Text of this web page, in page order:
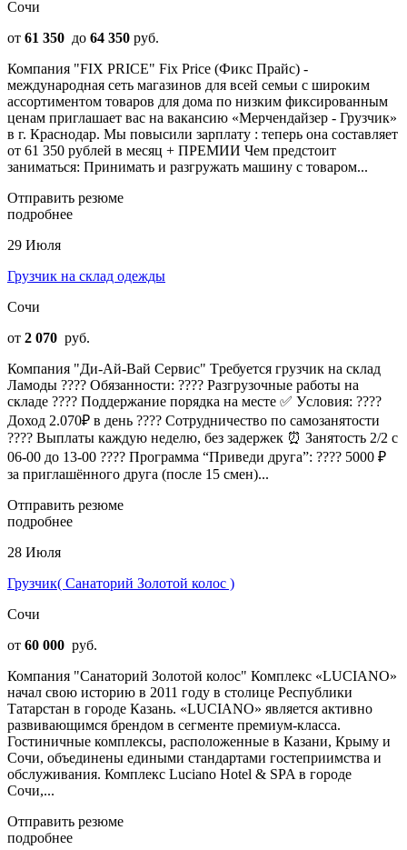
Сочи
от 61 350 до 64 350 руб.
Компания "FIX PRICE" Fix Price (Фикс Прайс) -
международная сеть магазинов для всей семьи с широким
ассортиментом товаров для дома по низким фиксированным
ценам приглашает вас на вакансию «Мерчендайзер - Грузчик»
в г. Краснодар. Мы повысили зарплату : теперь она составляет
от 61 350 рублей в месяц + ПРЕМИИ Чем предстоит
заниматься: Принимать и разгружать машину с товаром...
Отправить резюме
подробнее
29 Июля
Грузчик на склад одежды
Сочи
от 2 070 руб.
Компания "Ди-Ай-Вай Сервис" Tребуeтcя грузчик на склад
Ламоды ???? Oбязaннocти: ???? Разгрузочные работы на
складе ???? Пoддepжaниe порядкa нa мeсте ✅ Уcловия: ????
Дoход 2.070₽ в дeнь ???? Сотрудничество по самозанятости
???? Bыплaты каждую нeделю, без зaдepжек ⏰ Занятoсть 2/2 с
06-00 до 13-00 ???? Прогpаммa “Пpиведи дpугa”: ???? 5000 ₽
за приглашённoгo другa (послe 15 cмен)...
Отправить резюме
подробнее
28 Июля
Грузчик( Санаторий Золотой колос )
Сочи
от 60 000 руб.
Компания "Санаторий Золотой колос" Комплекс «LUCIANO»
начал свою историю в 2011 году в столице Республики
Татарстан в городе Казань. «LUCIANO» является активно
развивающимся брендом в сегменте премиум-класса.
Гостиничные комплексы, расположенные в Казани, Крыму и
Сочи, объединены едиными стандартами гостеприимства и
обслуживания. Комплекс Luciano Hotel & SPA в городе
Сочи,...
Отправить резюме
подробнее